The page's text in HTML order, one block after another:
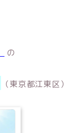
の
（東京都江東区）